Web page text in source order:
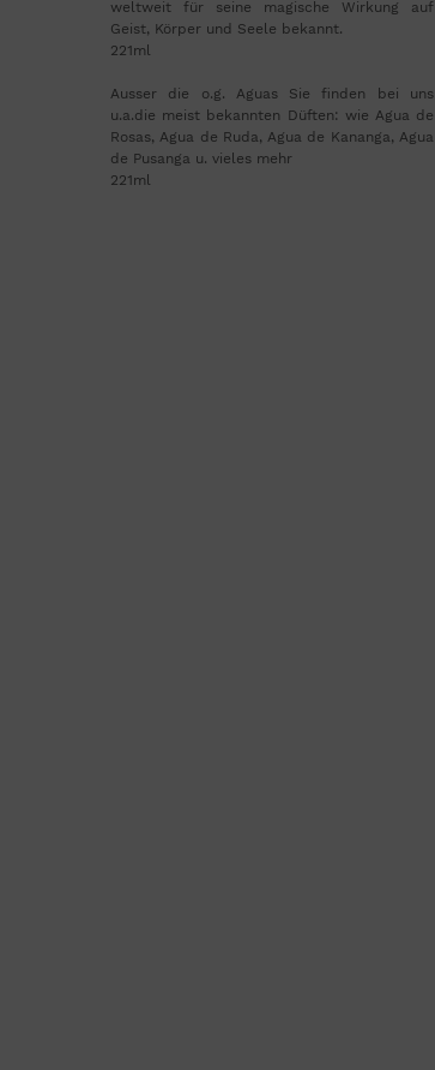
weltweit für seine magische Wirkung auf
Geist, Körper und Seele bekannt.
221ml
Ausser die o.g. Aguas Sie finden bei uns
u.a.die meist bekannten Düften: wie Agua de
Rosas, Agua de Ruda, Agua de Kananga, Agua
de Pusanga u. vieles mehr
221ml